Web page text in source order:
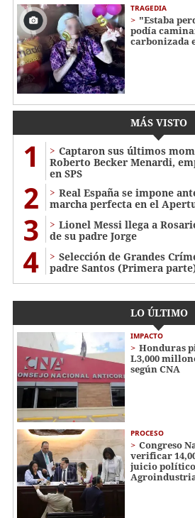
TRAGEDIA
"Estaba
podía
carbonizada
MÁS VISTO
1
Captaron sus últimos
Roberto Becker Menardi​​​,
en SPS
2
Real España se impone
marcha perfecta en el
3
Lionel Messi llega a
de su padre Jorge
4
Selección de Grandes
padre Santos (Primera
LO ÚLTIMO
IMPACTO
Honduras
L3,000
según CNA
PROCESO
Congreso
verificar
juicio